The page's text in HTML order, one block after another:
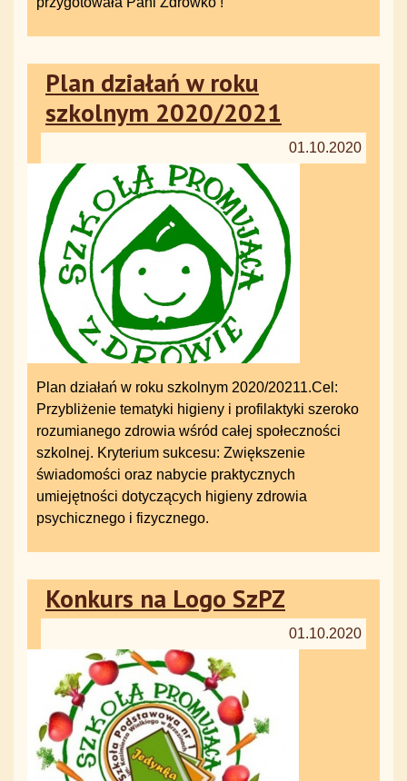
Plan działań w roku
szkolnym 2020/2021
01.10.2020
Plan działań w roku szkolnym 2020/20211.Cel:
Przybliżenie tematyki higieny i profilaktyki szeroko
rozumianego zdrowia wśród całej społeczności
szkolnej. Kryterium sukcesu: Zwiększenie
świadomości oraz nabycie praktycznych
umiejętności dotyczących higieny zdrowia
psychicznego i fizycznego.
Konkurs na Logo SzPZ
01.10.2020